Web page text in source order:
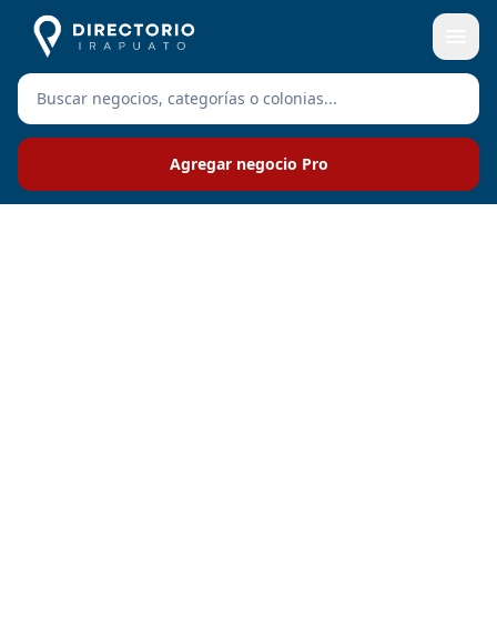
Agregar negocio Pro